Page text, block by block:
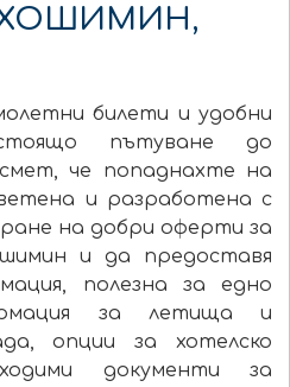
билети и удобни
пътуване до
че попаднахте на
и разработена с
на добри оферти за
и да предоставя
полезна за едно
за летища и
опции за хотелско
документи за